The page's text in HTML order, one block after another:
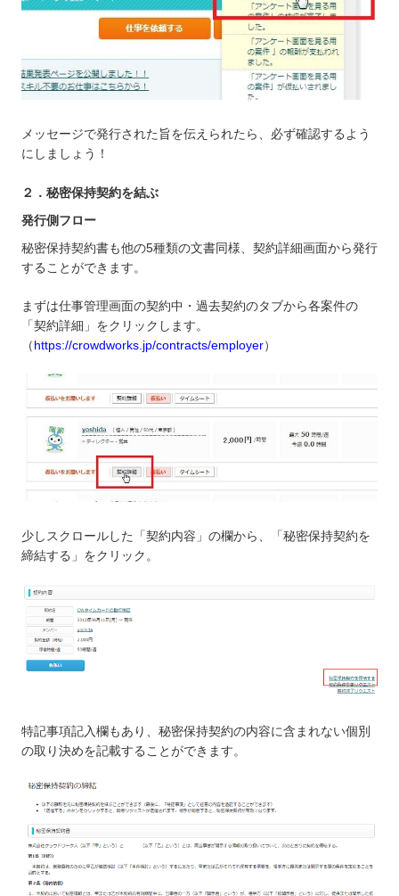
メッセージで発行された旨を伝えられたら、必ず確認するよう
にしましょう！
２．秘密保持契約を結ぶ
発行側フロー
秘密保持契約書も他の5種類の文書同様、契約詳細画面から発行
することができます。
まずは仕事管理画面の契約中・過去契約のタブから各案件の
「契約詳細」をクリックします。
（https://crowdworks.jp/contracts/employer）
少しスクロールした「契約内容」の欄から、「秘密保持契約を
締結する」をクリック。
特記事項記入欄もあり、秘密保持契約の内容に含まれない個別
の取り決めを記載することができます。